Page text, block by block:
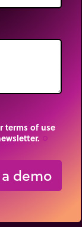
terms of use
demo